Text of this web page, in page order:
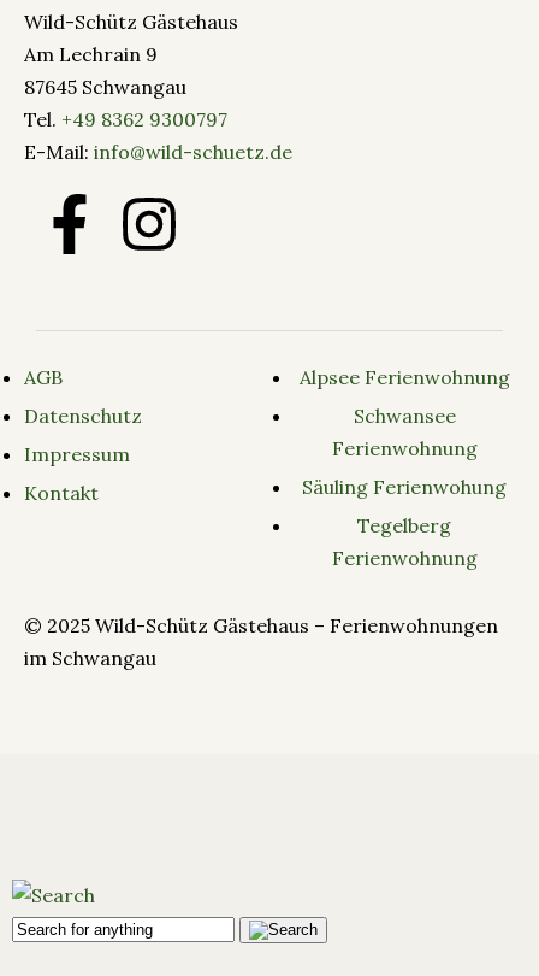
Wild-Schütz Gästehaus
Am Lechrain 9
87645 Schwangau
Tel. +49 8362 9300797
E-Mail: info@wild-schuetz.de
AGB
Datenschutz
Impressum
Kontakt
Alpsee Ferienwohnung
Schwansee
Ferienwohnung
Säuling Ferienwohung
Tegelberg
Ferienwohnung
© 2025 Wild-Schütz Gästehaus – Ferienwohnungen
im Schwangau